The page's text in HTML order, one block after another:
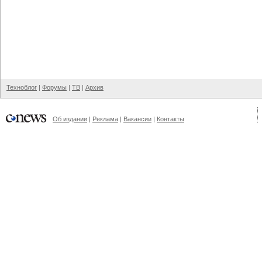
Техноблог | Форумы | ТВ | Архив
Об издании | Реклама | Вакансии | Контакты